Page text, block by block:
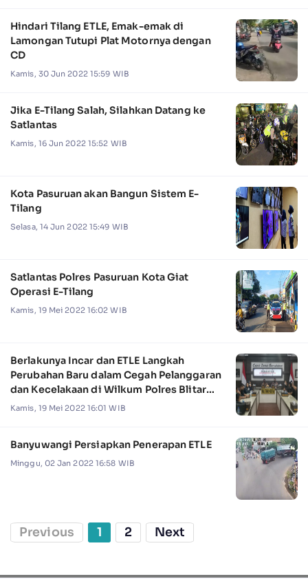
Hindari Tilang ETLE, Emak-emak di
Lamongan Tutupi Plat Motornya dengan
CD
Kamis, 30 Jun 2022 15:59 WIB
Jika E-Tilang Salah, Silahkan Datang ke
Satlantas
Kamis, 16 Jun 2022 15:52 WIB
Kota Pasuruan akan Bangun Sistem E-
Tilang
Selasa, 14 Jun 2022 15:49 WIB
Satlantas Polres Pasuruan Kota Giat
Operasi E-Tilang
Kamis, 19 Mei 2022 16:02 WIB
Berlakunya Incar dan ETLE Langkah
Perubahan Baru dalam Cegah Pelanggaran
dan Kecelakaan di Wilkum Polres Blitar
Kota
Kamis, 19 Mei 2022 16:01 WIB
Banyuwangi Persiapkan Penerapan ETLE
Minggu, 02 Jan 2022 16:58 WIB
Previous 1 2 Next